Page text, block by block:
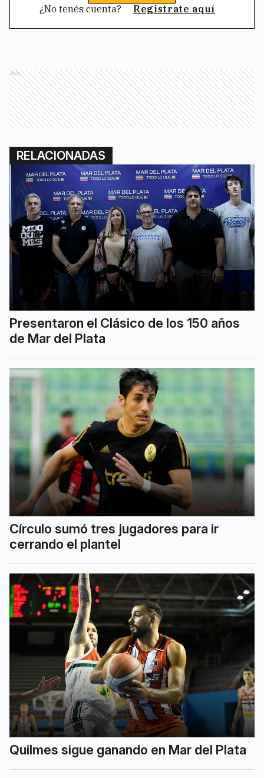
¿No tenés cuenta? Registrate aquí
Ads
RELACIONADAS
Presentaron el Clásico de los 150 años
de Mar del Plata
Círculo sumó tres jugadores para ir
cerrando el plantel
Quilmes sigue ganando en Mar del Plata